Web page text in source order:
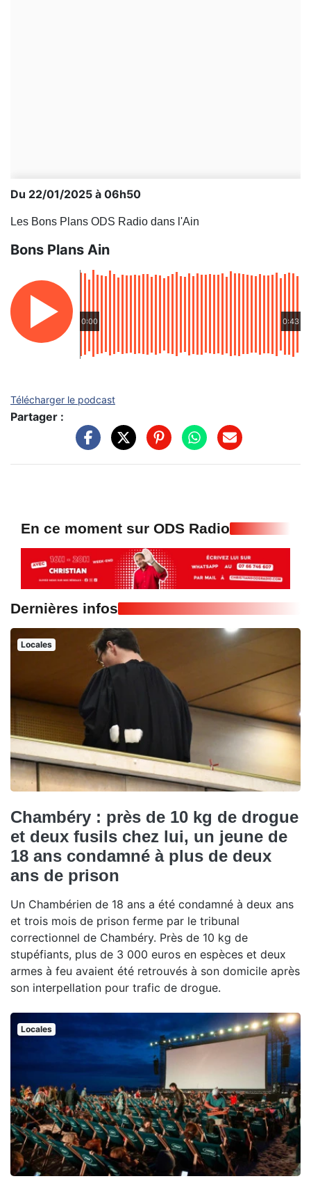
Du 22/01/2025 à 06h50
Les Bons Plans ODS Radio dans l'Ain
Bons Plans Ain
0:00 0:43
Télécharger le podcast
Partager :
En ce moment sur ODS Radio
Dernières infos
Locales
Chambéry : près de 10 kg de drogue
et deux fusils chez lui, un jeune de
18 ans condamné à plus de deux
ans de prison
Un Chambérien de 18 ans a été condamné à deux ans
et trois mois de prison ferme par le tribunal
correctionnel de Chambéry. Près de 10 kg de
stupéfiants, plus de 3 000 euros en espèces et deux
armes à feu avaient été retrouvés à son domicile après
son interpellation pour trafic de drogue.
Locales